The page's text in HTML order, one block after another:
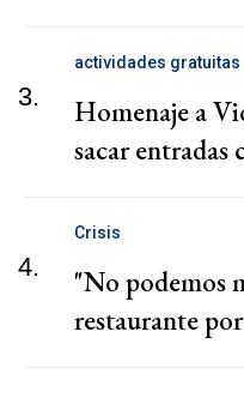
3.
actividades gratuitas
Homenaje a
sacar
4.
Crisis
"No podemos
restaurante